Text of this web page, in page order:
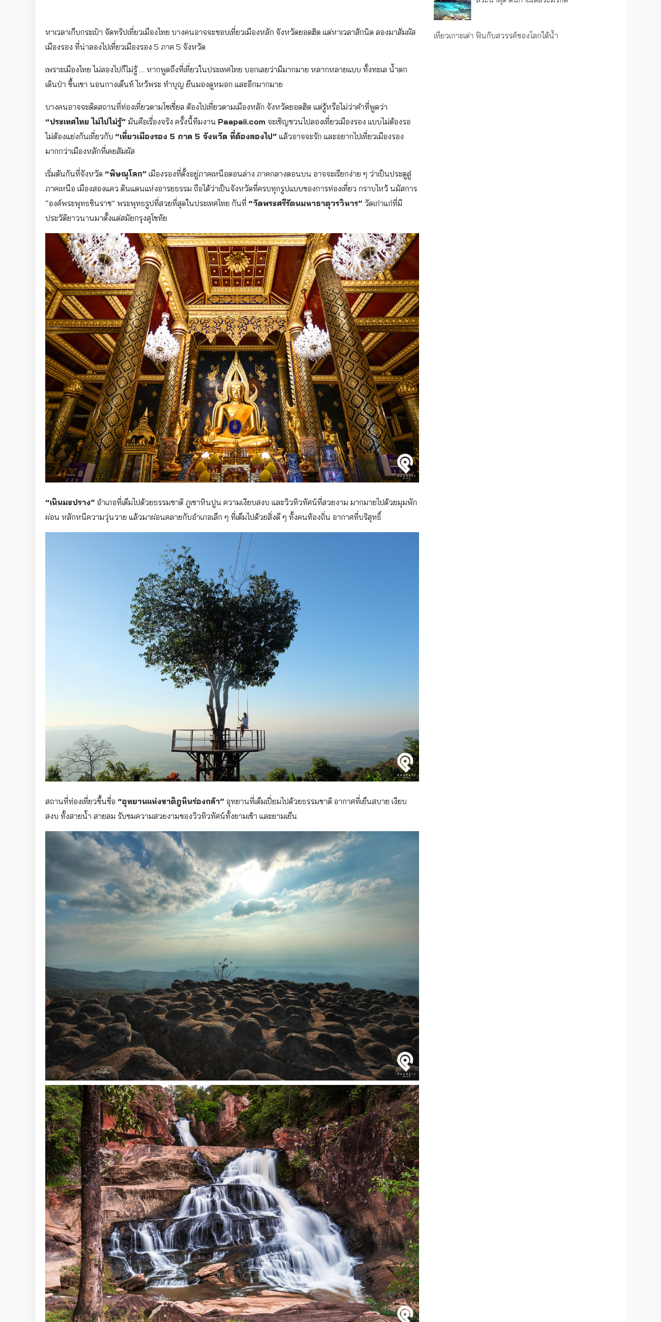
หาเวลาเก็บกระเป๋า จัดทริปเที่ยวเมืองไทย บางคนอาจจะชอบเที่ยวเมืองหลัก จังหวัดยอดฮิต แต่หาเวลาสักนิด ลองมาสัมผัส
เมืองรอง ที่น่าลองไปเที่ยวเมืองรอง 5 ภาค 5 จังหวัด
เพราะเมืองไทย ไม่ลองไปก็ไม่รู้ … หากพูดถึงที่เที่ยวในประเทศไทย บอกเลยว่ามีมากมาย หลากหลายแบบ ทั้งทะเล น้ำตก
เดินป่า ขึ้นเขา นอนกางเต็นท์ ไหว้พระ ทำบุญ ยืนมองดูหมอก และอีกมากมาย
บางคนอาจจะติดสถานที่ท่องเที่ยวตามโซเชี่ยล ต้องไปเที่ยวตามเมืองหลัก จังหวัดยอดฮิต แต่รู้หรือไม่ว่าคำที่พูดว่า
“ประเทศไทย ไม่ไปไม่รู้” มันคือเรื่องจริง ครั้งนี้ทีมงาน Paapaii.com จะเชิญชวนไปลองเที่ยวเมืองรอง แบบไม่ต้องรอ
ไม่ต้องแย่งกันเที่ยวกับ “เที่ยวเมืองรอง 5 ภาค 5 จังหวัด ที่ต้องลองไป” แล้วอาจจะรัก และอยากไปเที่ยวเมืองรอง
มากกว่าเมืองหลักที่เคยสัมผัส
เริ่มตันกันที่จังหวัด “พิษณุโลก” เมืองรองที่ตั้งอยู่ภาคเหนือตอนล่าง ภาคกลางตอนบน อาจจะเรียกง่าย ๆ ว่าเป็นประตูสู่
ภาคเหนือ เมืองสองแคว ดินแดนแห่งอารยธรรม ถือได้ว่าเป็นจังหวัดที่ครบทุกรูปแบบของการท่องเที่ยว กราบไหว้ นมัสการ
“องค์พระพุทธชินราช” พระพุทธรูปที่สวยที่สุดในประเทศไทย กันที่ “วัดพระศรีรัตนมหาธาตุวรวิหาร” วัดเก่าแก่ที่มี
ประวัติยาวนานมาตั้งแต่สมัยกรุงสุโขทัย
“เนินมะปราง” อำเภอที่เต็มไปด้วยธรรมชาติ ภูเขาหินปูน ความเงียบสงบ และวิวทิวทัศน์ที่สวยงาม มากมายไปด้วยมุมพัก
ผ่อน หลักหนีความวุ่นวาย แล้วมาผ่อนคลายกับอำเภอเล็ก ๆ ที่เต็มไปด้วยสิ่งดี ๆ ทั้งคนท้องถิ่น อากาศที่บริสุทธิ์
สถานที่ท่องเที่ยวขึ้นชื่อ “อุทยานแห่งชาติภูหินร่องกล้า” อุทยานที่เต็มเปี่ยมไปด้วยธรรมชาติ อากาศที่เย็นสบาย เงียบ
สงบ ทั้งสายน้ำ สายลม รับชมความสวยงามของวิวทิวทัศน์ทั้งยามเช้า และยามเย็น
เที่ยวเกาะเต่า ฟินกับสวรรค์ของโลกใต้น้ำ